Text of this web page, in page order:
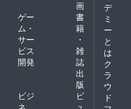
画
ゲー
ム・
サー
ビス
開発
書
籍
・
雑
誌
出
版
ビジ
ビ
デ
ミ
ー
と
は
ク
ラ
ウ
ド